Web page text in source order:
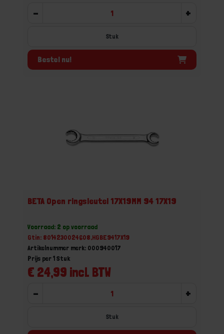
- +
Stuk
Bestel nu!
BETA Open ringsleutel 17X19MM 94 17X19
Voorraad: 2 op voorraad
Gtin: 8014230024608,HGBE9417X19
Artikelnummer merk: 000940017
€ 24,99 incl. BTW
Prijs per 1 Stuk
- +
Stuk